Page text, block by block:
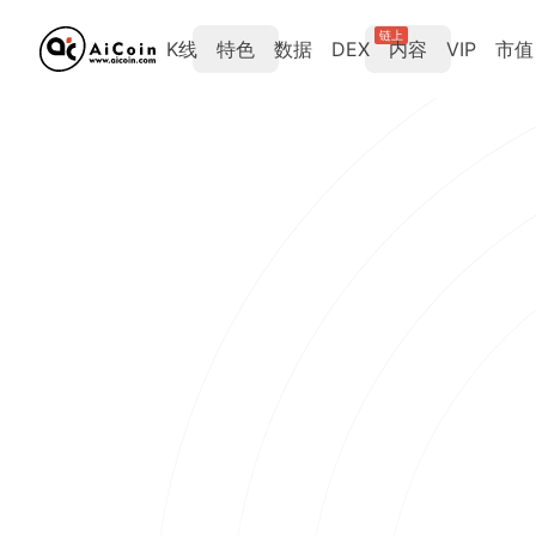
K线 特色 数据 DEX
链上
内容 VIP 市值